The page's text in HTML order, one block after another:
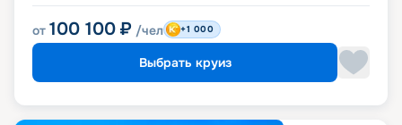
от 100 100 ₽ /чел +1 000
Выбрать круиз